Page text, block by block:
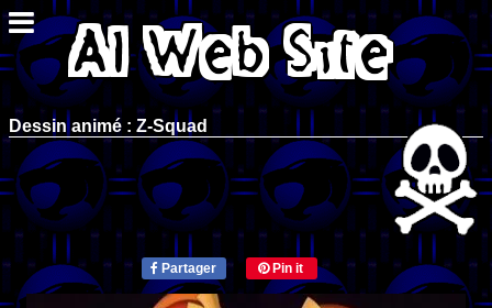
Dessin animé : Z-Squad
Partager Pin it